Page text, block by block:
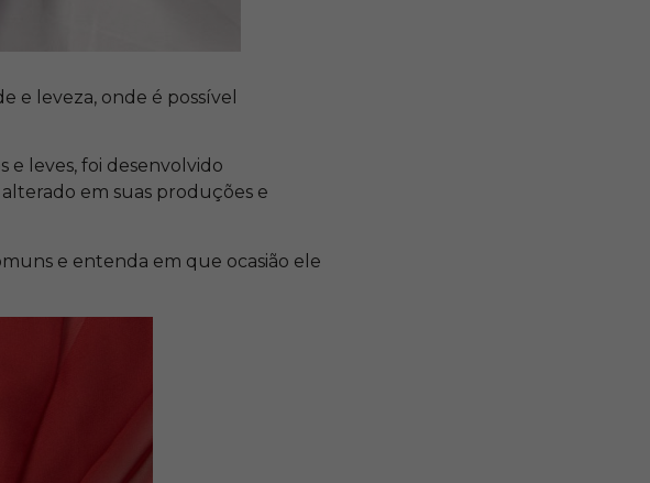
e leveza, onde é possível
e leves, foi desenvolvido
em suas produções e
e entenda em que ocasião ele